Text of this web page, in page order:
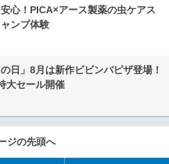
心！PICA×アース製薬の虫ケアス
ンプ体験
日」8月は新作ビビンバピザ登場！
大セール開催
ジの先頭へ